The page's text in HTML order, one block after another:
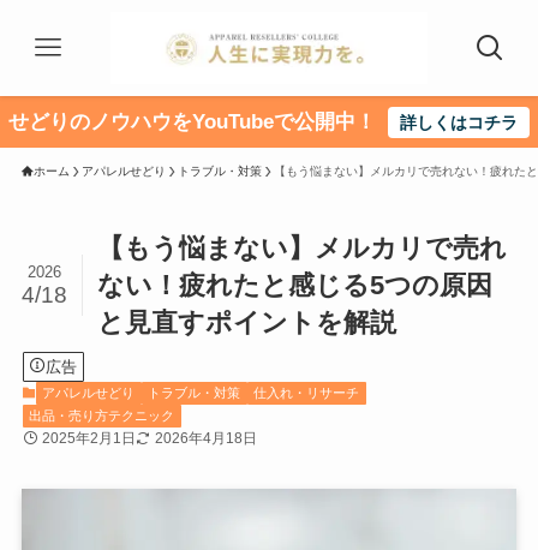
せどりのノウハウをYouTubeで公開中！ 詳しくはコチラ
ホーム アパレルせどり トラブル・対策 【もう悩まない】メルカリで売れない！疲れた
【もう悩まない】メルカリで売れ
ない！疲れたと感じる5つの原因
と見直すポイントを解説
2026
4/18
広告
アパレルせどり トラブル・対策
仕入れ・リサーチ
出品・売り方テクニック
2025年2月1日 2026年4月18日